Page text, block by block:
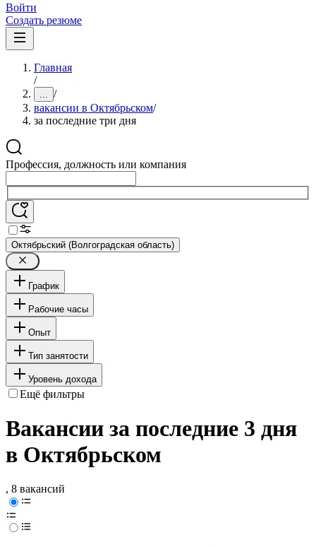
Войти
Создать резюме
Главная
/
... /
вакансии в Октябрьском/
за последние три дня
Профессия, должность или компания
Октябрьский (Волгоградская область)
График
Рабочие часы
Опыт
Тип занятости
Уровень дохода
Ещё фильтры
Вакансии за последние 3 дня
в Октябрьском
, 8 вакансий